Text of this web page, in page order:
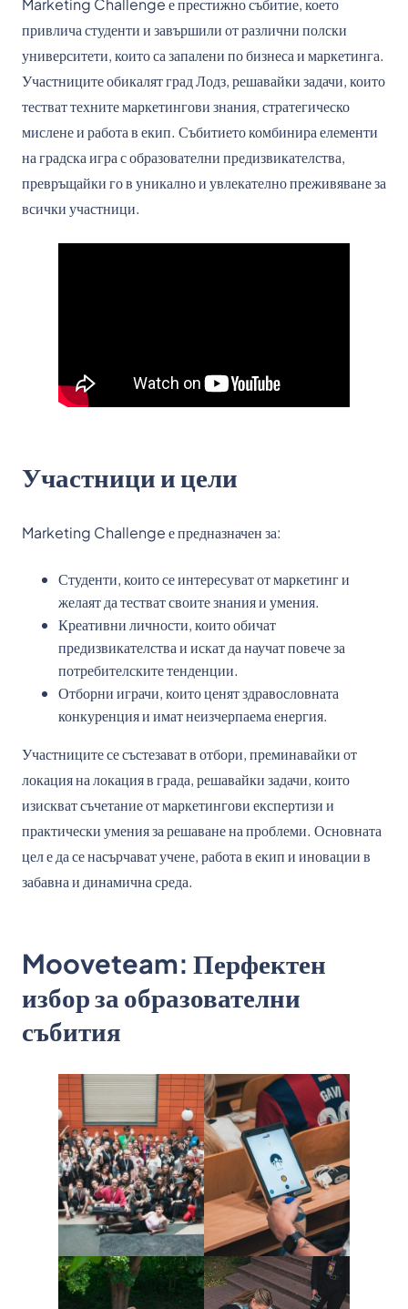
Marketing Challenge е престижно събитие, което
привлича студенти и завършили от различни полски
университети, които са запалени по бизнеса и маркетинга.
Участниците обикалят град Лодз, решавайки задачи, които
тестват техните маркетингови знания, стратегическо
мислене и работа в екип. Събитието комбинира елементи
на градска игра с образователни предизвикателства,
превръщайки го в уникално и увлекателно преживяване за
всички участници.
Участници и цели
Marketing Challenge е предназначен за:
Студенти, които се интересуват от маркетинг и
желаят да тестват своите знания и умения.
Креативни личности, които обичат
предизвикателства и искат да научат повече за
потребителските тенденции.
Отборни играчи, които ценят здравословната
конкуренция и имат неизчерпаема енергия.
Участниците се състезават в отбори, преминавайки от
локация на локация в града, решавайки задачи, които
изискват съчетание от маркетингови експертизи и
практически умения за решаване на проблеми. Основната
цел е да се насърчават учене, работа в екип и иновации в
забавна и динамична среда.
Mooveteam: Перфектен
избор за образователни
събития